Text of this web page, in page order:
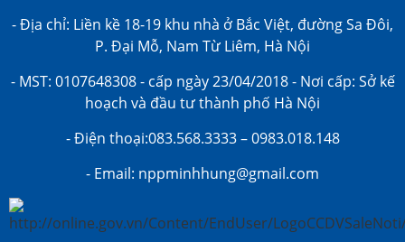
- Địa chỉ: Liền kề 18-19 khu nhà ở Bắc Việt, đường Sa Đôi,
P. Đại Mỗ, Nam Từ Liêm, Hà Nội
- MST: 0107648308 - cấp ngày 23/04/2018 - Nơi cấp: Sở kế
hoạch và đầu tư thành phố Hà Nội
- Điện thoại:083.568.3333 – 0983.018.148
- Email: nppminhhung@gmail.com